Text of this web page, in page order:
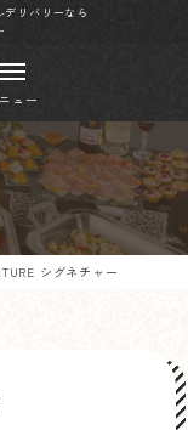
リバリーなら
ュー
シグネチャー